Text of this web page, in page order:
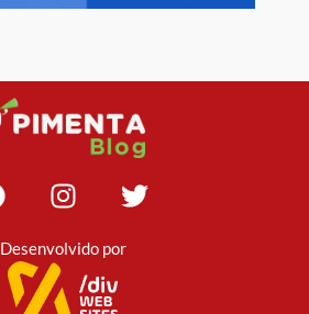
Desenvolvido por